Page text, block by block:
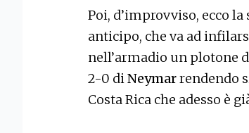
Poi, d’improvviso, ecco la
anticipo, che va ad
nell’armadio un plotone
2-0 diNeymarrendendo
Costa Rica che adesso è